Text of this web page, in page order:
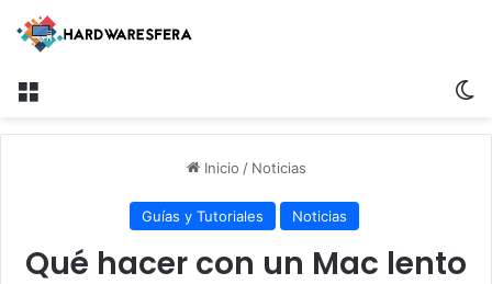
Menú
Inicio / Noticias
Guías y Tutoriales Noticias
Qué hacer con un Mac lento